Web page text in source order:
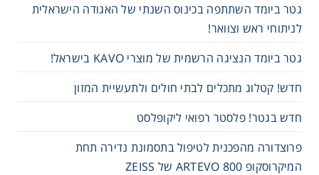
גטר ביומד השתתפה בכינוס השנתי של האגודה הישראלית
לניתוחי ראש וצוואר!
גטר ביומד הנציגה הרשמית של מוצרי KAVO בישראל!
חדש! קטלוג מתכלים לבתי חולים ולתעשיית המזון
חדש בגטר! פלסטר רפואי ליקופלסט
פרוצדורה מהפכנית לטיפול בתסמונת נדירה תחת
המיקרוסקופ 800 ARTEVO של ZEISS